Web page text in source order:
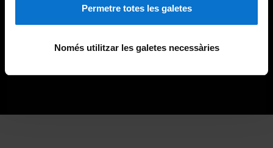
Permetre totes les galetes
Només utilitzar les galetes necessàries